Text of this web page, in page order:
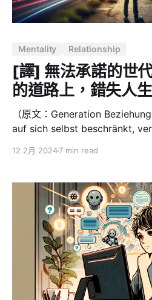
人們享有前所未有的自由和選
的普及極大地方便了我們認識
中，我們失去了接納不完美的能力以及
美」的追求體現在我們對於親密
是在交友軟體中輕易地「左滑」
Mentality Relationship
[譯] 無法承諾的世
的道路上，錯失人
（原文：Generation
auf sich selbst beschränkt,
另一條路，現在的我會是什麼樣
思緒又在我心頭盤旋，那天我去
我的童年，但總感覺與我心中理
而，當我們在那個寧靜的周日漫
己與父母過去的生活，思考他們
條。相比之下，我好像在他們的
我並不是唯一有這種感覺的人。 相比上一代，我們更晚出
12 2月 20247 min read